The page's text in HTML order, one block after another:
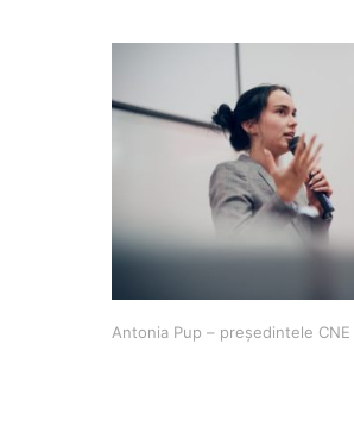
Antonia Pup – președintele CNE